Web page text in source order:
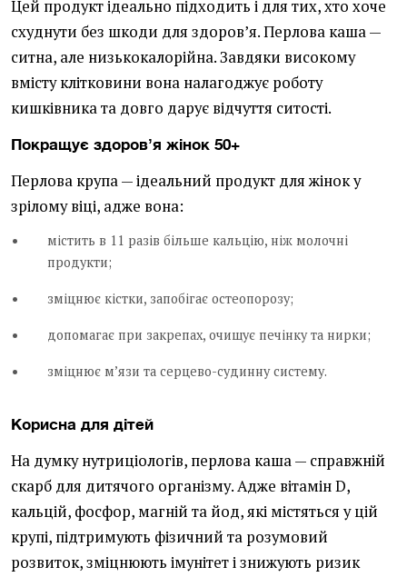
Цей продукт ідеально підходить і для тих, хто хоче
схуднути без шкоди для здоров’я. Перлова каша —
ситна, але низькокалорійна. Завдяки високому
вмісту клітковини вона налагоджує роботу
кишківника та довго дарує відчуття ситості.
Покращує здоровʼя жінок 50+
Перлова крупа — ідеальний продукт для жінок у
зрілому віці, адже вона:
містить в 11 разів більше кальцію, ніж молочні
продукти;
зміцнює кістки, запобігає остеопорозу;
допомагає при закрепах, очищує печінку та нирки;
зміцнює м’язи та серцево-судинну систему.
Корисна для дітей
На думку нутриціологів, перлова каша — справжній
скарб для дитячого організму. Адже вітамін D,
кальцій, фосфор, магній та йод, які містяться у цій
крупі, підтримують фізичний та розумовий
розвиток, зміцнюють імунітет і знижують ризик